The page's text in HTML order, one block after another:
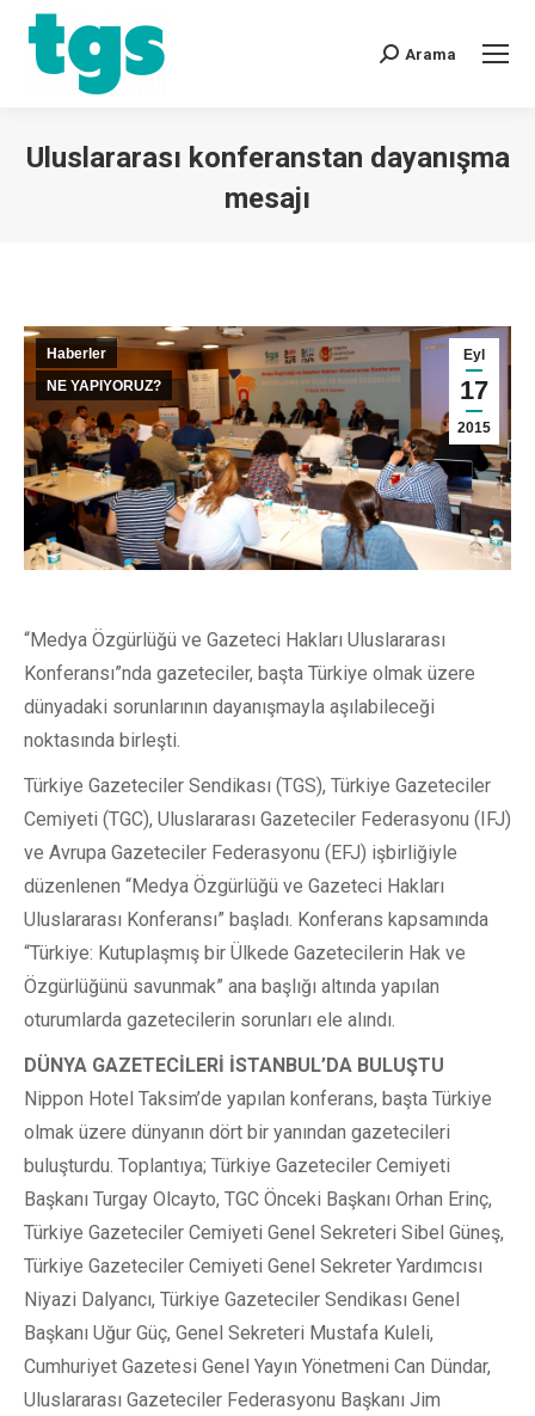
Arama
Uluslararası konferanstan dayanışma
mesajı
Eyl
17
2015
Haberler
NE YAPIYORUZ?
“Medya Özgürlüğü ve Gazeteci Hakları Uluslararası
Konferansı”nda gazeteciler, başta Türkiye olmak üzere
dünyadaki sorunlarının dayanışmayla aşılabileceği
noktasında birleşti.
Türkiye Gazeteciler Sendikası (TGS), Türkiye Gazeteciler
Cemiyeti (TGC), Uluslararası Gazeteciler Federasyonu (IFJ)
ve Avrupa Gazeteciler Federasyonu (EFJ) işbirliğiyle
düzenlenen “Medya Özgürlüğü ve Gazeteci Hakları
Uluslararası Konferansı” başladı. Konferans kapsamında
“Türkiye: Kutuplaşmış bir Ülkede Gazetecilerin Hak ve
Özgürlüğünü savunmak” ana başlığı altında yapılan
oturumlarda gazetecilerin sorunları ele alındı.
DÜNYA GAZETECİLERİ İSTANBUL’DA BULUŞTU
Nippon Hotel Taksim’de yapılan konferans, başta Türkiye
olmak üzere dünyanın dört bir yanından gazetecileri
buluşturdu. Toplantıya; Türkiye Gazeteciler Cemiyeti
Başkanı Turgay Olcayto, TGC Önceki Başkanı Orhan Erinç,
Türkiye Gazeteciler Cemiyeti Genel Sekreteri Sibel Güneş,
Türkiye Gazeteciler Cemiyeti Genel Sekreter Yardımcısı
Niyazi Dalyancı, Türkiye Gazeteciler Sendikası Genel
Başkanı Uğur Güç, Genel Sekreteri Mustafa Kuleli,
Cumhuriyet Gazetesi Genel Yayın Yönetmeni Can Dündar,
Uluslararası Gazeteciler Federasyonu Başkanı Jim